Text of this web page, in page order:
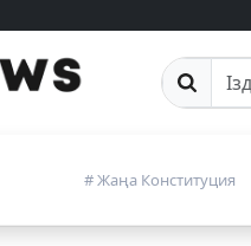
Сайттан
# Жаңа Конституция